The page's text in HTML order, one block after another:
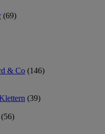
(69)
& Co (146)
(39)
(56)